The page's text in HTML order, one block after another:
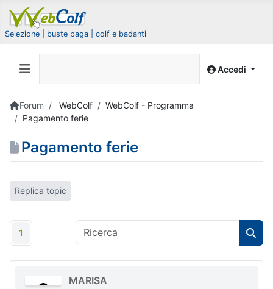
Selezione | buste paga | colf e badanti
Accedi
Forum WebColf
WebColf - Programma
Pagamento ferie
Pagamento ferie
Replica topic
1
MARISA